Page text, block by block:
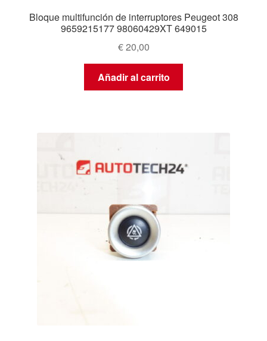
Bloque multifunción de interruptores Peugeot 308
9659215177 98060429XT 649015
€20,00
Añadir al carrito